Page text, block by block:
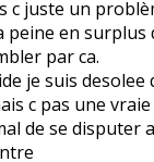
c juste un
peine en surplus
par ca.
je suis desolee
c pas une
de se disputer